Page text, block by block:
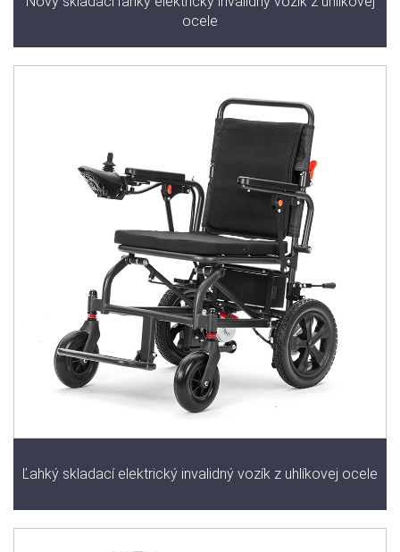
ocele
Ľahký skladací elektrický invalidný vozík z uhlíkovej ocele